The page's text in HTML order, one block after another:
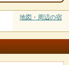
地図・周辺の宿